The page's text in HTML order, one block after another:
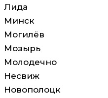
Лида
Минск
Могилёв
Мозырь
Молодечно
Несвиж
Новополоцк